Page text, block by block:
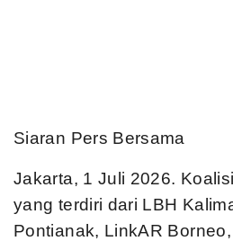
Siaran Pers Bersama
Jakarta, 1 Juli 2026.
yang terdiri dari LBH
Pontianak, LinkAR